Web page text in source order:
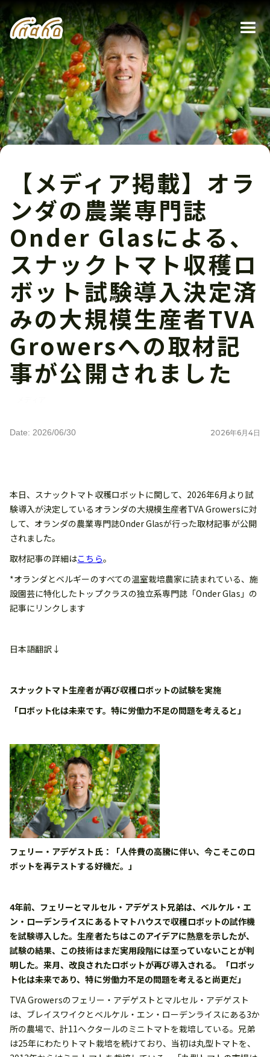
【メディア掲載】オラ
ンダの農業専門誌
Onder Glasによる、
スナックトマト収穫ロ
ボット試験導入決定済
みの大規模生産者TVA
Growersへの取材記
事が公開されました
Date: 2026/06/30 2026年6月4日
本日、スナックトマト収穫ロボットに関して、2026年6月より試
験導入が決定しているオランダの大規模生産者TVA Growersに対
して、オランダの農業専門誌Onder Glasが行った取材記事が公開
されました。
取材記事の詳細はこちら。
*オランダとベルギーのすべての温室栽培農家に読まれている、施
設園芸に特化したトップクラスの独立系専門誌「Onder Glas」の
記事にリンクします
日本語翻訳↓
スナックトマト生産者が再び収穫ロボットの試験を実施
「ロボット化は未来です。特に労働力不足の問題を考えると」
フェリー・アデゲスト氏：「人件費の高騰に伴い、今こそこのロ
ボットを再テストする好機だ。」
4年前、フェリーとマルセル・アデゲスト兄弟は、ベルケル・エ
ン・ローデンライスにあるトマトハウスで収穫ロボットの試作機
を試験導入した。生産者たちはこのアイデアに熱意を示したが、
試験の結果、この技術はまだ実用段階には至っていないことが判
明した。来月、改良されたロボットが再び導入される。「ロボッ
ト化は未来であり、特に労働力不足の問題を考えると尚更だ」
TVA Growersのフェリー・アデゲストとマルセル・アデゲスト
は、ブレイスワイクとベルケル・エン・ローデンライスにある3か
所の農場で、計11ヘクタールのミニトマトを栽培している。兄弟
は25年にわたりトマト栽培を続けており、当初は丸型トマトを、